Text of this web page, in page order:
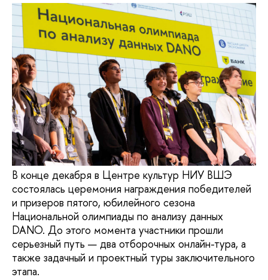
В конце декабря в Центре культур НИУ ВШЭ
состоялась церемония награждения победителей
и призеров пятого, юбилейного сезона
Национальной олимпиады по анализу данных
DANO. До этого момента участники прошли
серьезный путь — два отборочных онлайн-тура, а
также задачный и проектный туры заключительного
этапа.